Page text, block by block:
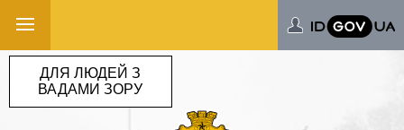
ДЛЯ ЛЮДЕЙ З
ВАДАМИ ЗОРУ